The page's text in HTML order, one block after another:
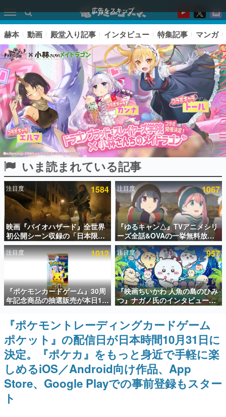
広告をスキップ
ピックアップ
電ファミのいま読まれている記事ランキング
アプリセール情報
インタビュー
連載・特集一覧
殿堂入り記事
SNS拡散数が数千以上！ ページビュー数万以上！ などな
ど。多くの人々に読まれた、電ファミ渾身の“殿堂入り”記
事をまとめました。
ゲームの企画書
名作ゲームクリエイターの方々に製作時のエピソードをお
聞きし、ヒットする企画（ゲーム）とは何か？を探ってい
きます。
赫本
この物語を解いてはいけない。『赫本』は、〈試験問題〉
の形をした短編ホラー小説集です。
赫本 動画 殿堂入り記事 インタビュー 特集記事 マンガ
いま読まれている記事
注目度 1584
映画『バイオハザード』全世界
初公開シーン収録の「日本限
定」予告映像が解禁。バイオの
日（8月10日）にあわせて、
「ラクーンシティ総合病院」へ
行く配達人の姿が披露
注目度 1067
『ゆるキャン△』TVアニメシリ
ーズ全話&OVAの一挙無料放送
がABEMAで開催決定。8月11日
「山の日」の午前0時から実施
注目度 1012
『ポケモンカードゲーム』30周
年記念商品の抽選販売が本日12
時より開始。拡張パック「30th
CELEBRATION」のボックス
に、「プレミアムデッキセット
エーフィ・ブラッキー」
「FUTURISTIC BOX」の計3商
品
注目度 957
『映画ちいかわ 人魚の島のひみ
つ』ナガノ氏のインタビューが
解禁。もしまた映画をやれるな
ら「島二郎とオデが取っ組み合
いの喧嘩をする話」にしたいと
回答
『ポケモントレーディングカードゲーム
ポケット』の配信日が日本時間10月31日に
決定。『ポケカ』をもっと身近で手軽に楽
しめるiOS／Android向け作品、App
Store、Google Playでの事前登録もスター
ト